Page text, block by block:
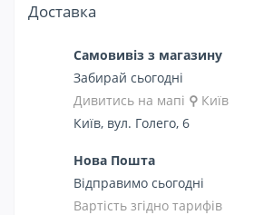
Доставка
Самовивіз з магазину
Забирай сьогодні
Дивитись на мапі ⚲ Київ
Київ, вул. Голего, 6
Нова Пошта
Відправимо сьогодні
Вартість згідно тарифів